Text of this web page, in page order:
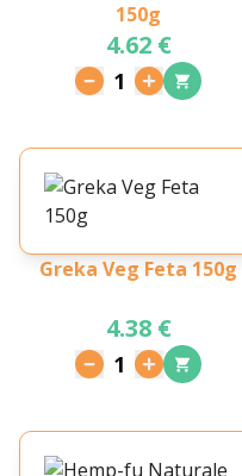
150g
4.62 €
1
Greka Veg Feta 150g
4.38 €
1